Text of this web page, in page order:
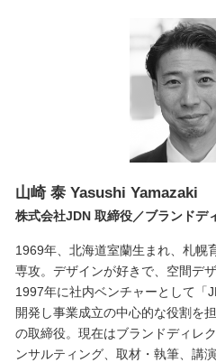
山崎 泰 Yasushi Yamazaki
株式会社JDN 取締役／ブランドデ
1969年、北海道室蘭生まれ、札幌
専攻。デザインが好きで、空間デ
1997年に社内ベンチャーとして「
開発し事業成立の中心的な役割を
の取締役。現在はブランドディレ
ンサルティング、取材・執筆、講